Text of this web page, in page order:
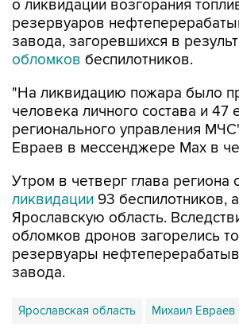
о ликвидации возгорания
резервуаров
завода, загоревшихся в
обломков беспилотников.
"На ликвидацию пожара было
человека личного состава и 47
регионального управления
Евраев в мессенджере Мах в
Утром в четверг глава региона
ликвидации 93 беспилотников,
Ярославскую область.
обломков дронов загорелись
резервуары
завода.
Ярославская область Михаил Евраев